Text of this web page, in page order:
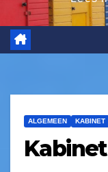
ALGEMEEN KABINET